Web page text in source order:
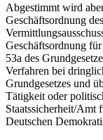
Abgestimmt wird
Geschäftsordnung
Geschäftsordnung
53a des
Verfahren bei
Grundgesetzes und
Tätigkeit oder
Staatssicherheit/Amt
Deutschen